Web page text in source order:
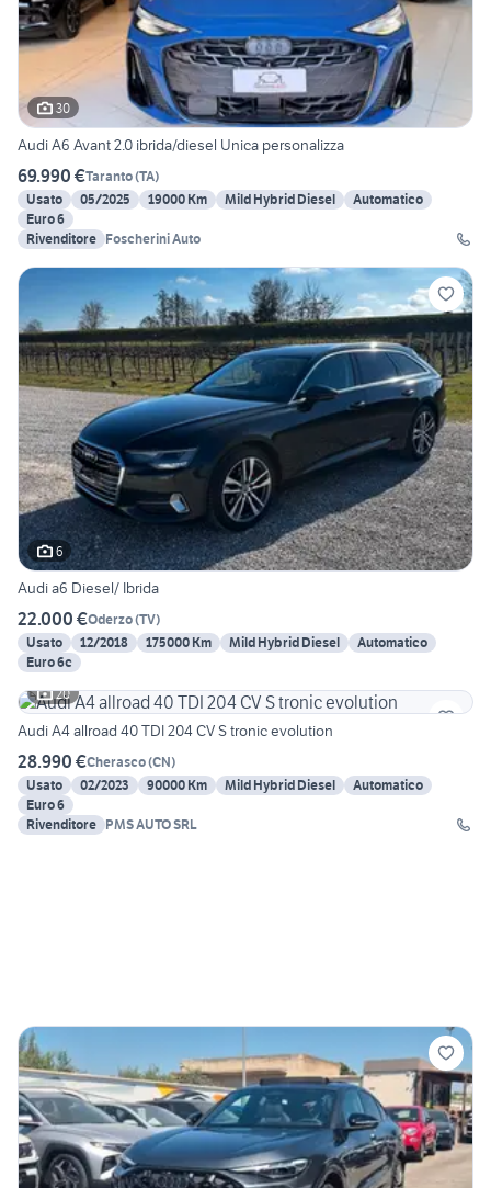
30
Audi A6 Avant 2.0 ibrida/diesel Unica personalizza
69.990 €Taranto(TA)
Usato
05/2025 19000 Km Mild Hybrid Diesel
Automatico
Euro 6
Rivenditore Foscherini Auto
6
Audi a6 Diesel/ Ibrida
22.000 €Oderzo(TV)
Usato
12/2018 175000 Km Mild Hybrid Diesel
Automatico
Euro 6c
20
Audi A4 allroad 40 TDI 204 CV S tronic evolution
28.990 €Cherasco(CN)
Usato
02/2023 90000 Km Mild Hybrid Diesel
Automatico
Euro 6
Rivenditore PMS AUTO SRL